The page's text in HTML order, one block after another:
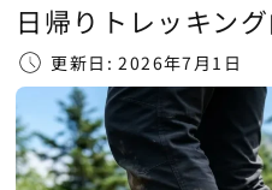
日帰りトレッキン
更新日: 2026年7月1日